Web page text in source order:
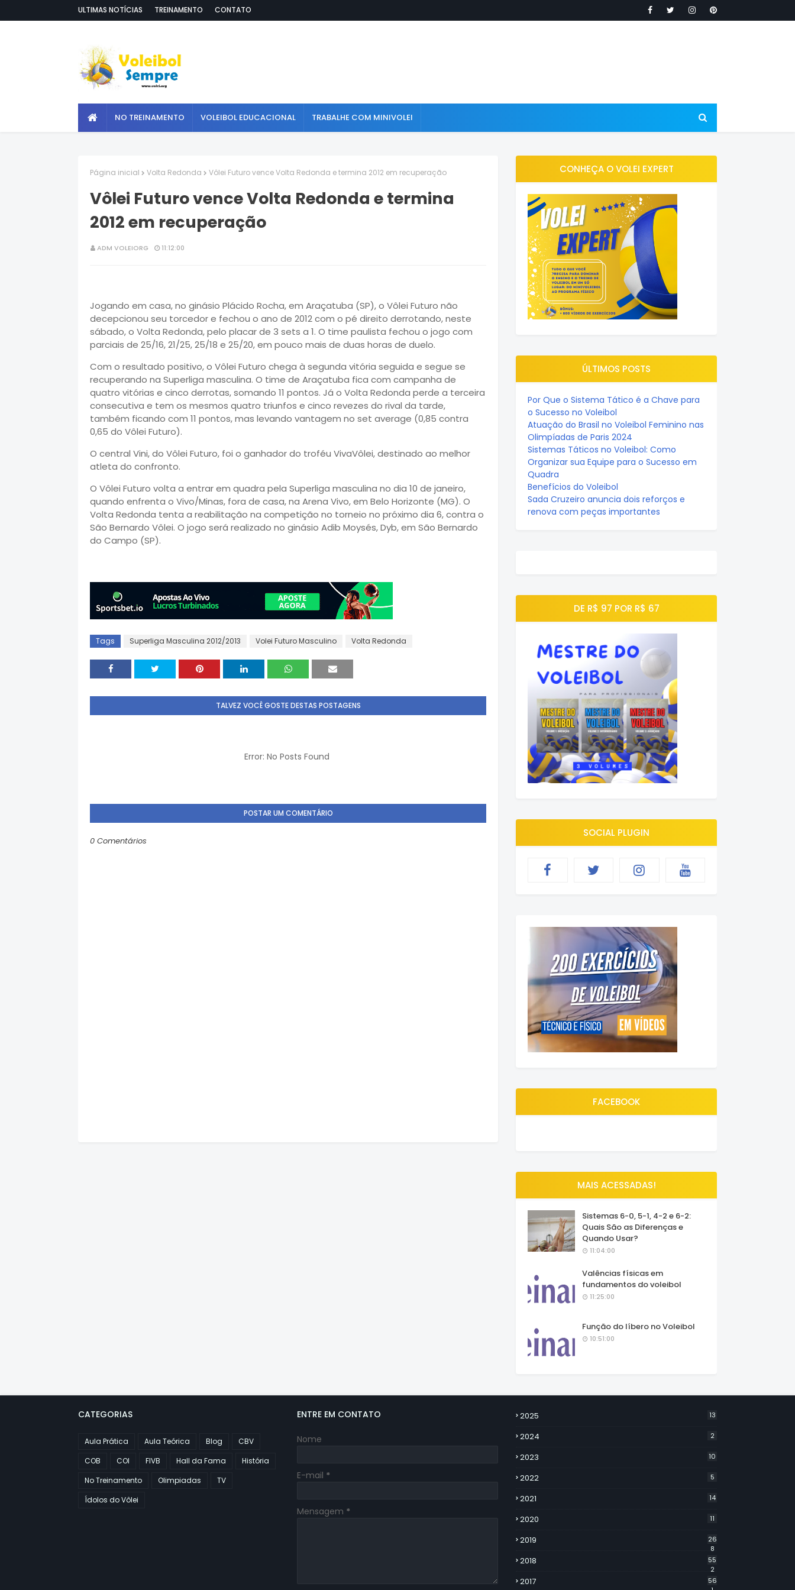
ULTIMAS NOTÍCIAS TREINAMENTO CONTATO
NO TREINAMENTO VOLEIBOL EDUCACIONAL TRABALHE COM MINIVOLEI
Página inicial Volta Redonda Vôlei Futuro vence Volta Redonda e termina 2012 em recuperação
Vôlei Futuro vence Volta Redonda e termina
2012 em recuperação
ADM VOLEIORG 11:12:00
Jogando em casa, no ginásio Plácido Rocha, em Araçatuba (SP), o Vôlei Futuro não
decepcionou seu torcedor e fechou o ano de 2012 com o pé direito derrotando, neste
sábado, o Volta Redonda, pelo placar de 3 sets a 1. O time paulista fechou o jogo com
parciais de 25/16, 21/25, 25/18 e 25/20, em pouco mais de duas horas de duelo.
Com o resultado positivo, o Vôlei Futuro chega à segunda vitória seguida e segue se
recuperando na Superliga masculina. O time de Araçatuba fica com campanha de
quatro vitórias e cinco derrotas, somando 11 pontos. Já o Volta Redonda perde a terceira
consecutiva e tem os mesmos quatro triunfos e cinco revezes do rival da tarde,
também ficando com 11 pontos, mas levando vantagem no set average (0,85 contra
0,65 do Vôlei Futuro).
O central Vini, do Vôlei Futuro, foi o ganhador do troféu VivaVôlei, destinado ao melhor
atleta do confronto.
O Vôlei Futuro volta a entrar em quadra pela Superliga masculina no dia 10 de janeiro,
quando enfrenta o Vivo/Minas, fora de casa, na Arena Vivo, em Belo Horizonte (MG). O
Volta Redonda tenta a reabilitação na competição no torneio no próximo dia 6, contra o
São Bernardo Vôlei. O jogo será realizado no ginásio Adib Moysés, Dyb, em São Bernardo
do Campo (SP).
Tags Superliga Masculina 2012/2013 Volei Futuro Masculino Volta Redonda
TALVEZ VOCÊ GOSTE DESTAS POSTAGENS
Error: No Posts Found
POSTAR UM COMENTÁRIO
0 Comentários
CONHEÇA O VOLEI EXPERT
ÚLTIMOS POSTS
Por Que o Sistema Tático é a Chave para
o Sucesso no Voleibol
Atuação do Brasil no Voleibol Feminino nas
Olimpíadas de Paris 2024
Sistemas Táticos no Voleibol: Como
Organizar sua Equipe para o Sucesso em
Quadra
Benefícios do Voleibol
Sada Cruzeiro anuncia dois reforços e
renova com peças importantes
DE R$ 97 POR R$ 67
SOCIAL PLUGIN
FACEBOOK
MAIS ACESSADAS!
Sistemas 6-0, 5-1, 4-2 e 6-2:
Quais São as Diferenças e
Quando Usar?
11:04:00
Valências físicas em
fundamentos do voleibol
11:25:00
Função do líbero no Voleibol
10:51:00
CATEGORIAS
Aula Prática Aula Teórica Blog
CBV
COB
COI FIVB Hall da Fama
História
No Treinamento
Olimpiadas
TV
Ídolos do Vôlei
ENTRE EM CONTATO
Nome
E-mail *
Mensagem *
2025 13
2024 2
2023 10
2022 5
2021 14
2020 11
2019
26
8
2018
55
2
2017
56